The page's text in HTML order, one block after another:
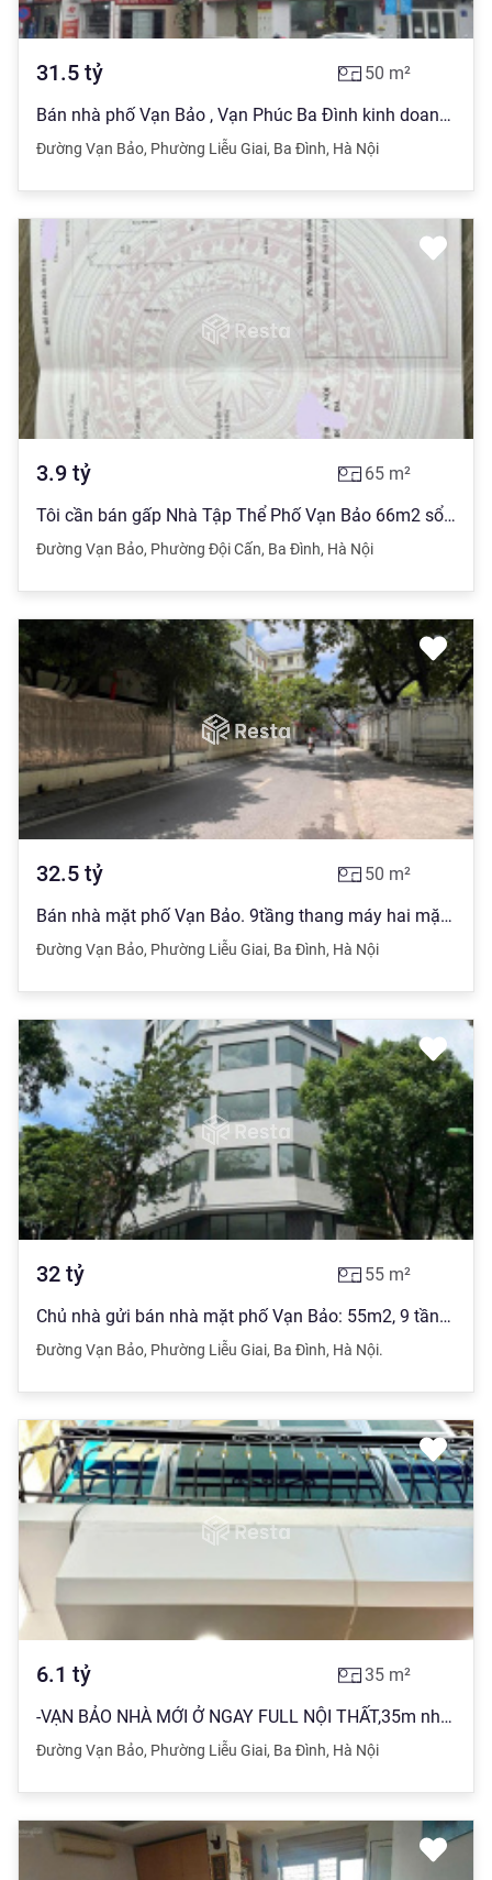
31.5 tỷ 50 m²
Bán nhà phố Vạn Bảo , Vạn Phúc Ba Đình kinh doanh cực tốt 50m , 7 tầng
Đường Vạn Bảo, Phường Liễu Giai, Ba Đình, Hà Nội
3.9 tỷ 65 m²
Tôi cần bán gấp Nhà Tập Thể Phố Vạn Bảo 66m2 sổ 42m2 giá 3.9 tỷ mua trực tiếp chính chủ thiết kế
Đường Vạn Bảo, Phường Đội Cấn, Ba Đình, Hà Nội
32.5 tỷ 50 m²
Bán nhà mặt phố Vạn Bảo. 9tầng thang máy hai mặt thoáng chỉ 3x tỷ. Vị trí kinh doanh đẹp sầm uất
Đường Vạn Bảo, Phường Liễu Giai, Ba Đình, Hà Nội
32 tỷ 55 m²
Chủ nhà gửi bán nhà mặt phố Vạn Bảo: 55m2, 9 tầng lô góc, MT: 6.5m. Giá: 32tỷ. LH: 0888 999 ***
Đường Vạn Bảo, Phường Liễu Giai, Ba Đình, Hà Nội.
6.1 tỷ 35 m²
-VẠN BẢO NHÀ MỚI Ở NGAY FULL NỘI THẤT,35m nhà 5 tầng Mt 3.5m giá 6.1 tỷ
Đường Vạn Bảo, Phường Liễu Giai, Ba Đình, Hà Nội